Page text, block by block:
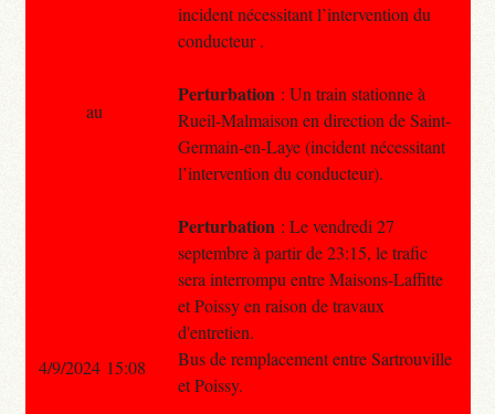
incident nécessitant l’intervention du
conducteur .
Perturbation : Un train stationne à
Rueil-Malmaison en direction de Saint-
Germain-en-Laye (incident nécessitant
l’intervention du conducteur).
Perturbation : Le vendredi 27
septembre à partir de 23:15, le trafic
sera interrompu entre Maisons-Laffitte
et Poissy en raison de travaux
d'entretien.
Bus de remplacement entre Sartrouville
et Poissy.
au
4/9/2024 15:08